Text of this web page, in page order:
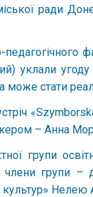
ради
уклали
може стати
– Анна
групи
групи –
культур» Нелею